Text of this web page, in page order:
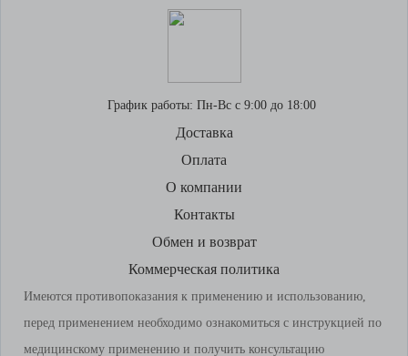
График работы: Пн-Вс с 9:00 до 18:00
Доставка
Оплата
О компании
Контакты
Обмен и возврат
Коммерческая политика
Имеются противопоказания к применению и использованию,
перед применением необходимо ознакомиться с инструкцией по
медицинскому применению и получить консультацию